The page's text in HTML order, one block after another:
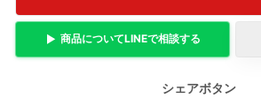
商品についてLINEで相談する
シェアボタン